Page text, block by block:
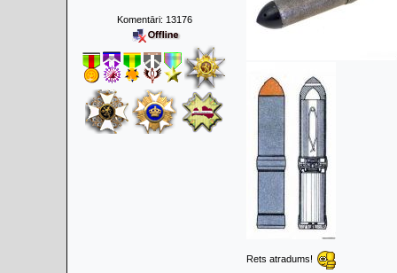
Komentāri: 13176
Rets atradums!